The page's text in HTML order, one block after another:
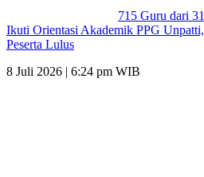
715 Guru dari
Ikuti Orientasi Akademik PPG
Peserta Lulus
8 Juli 2026 | 6:24 pm WIB